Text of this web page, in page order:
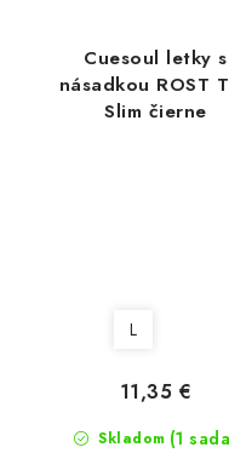
Cuesoul letky s
násadkou ROST
Slim čierne
L
Skladom (1
11,35 €